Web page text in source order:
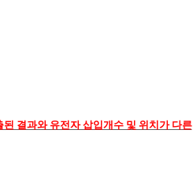
된 결과와 유전자 삽입개수 및 위치가 다른